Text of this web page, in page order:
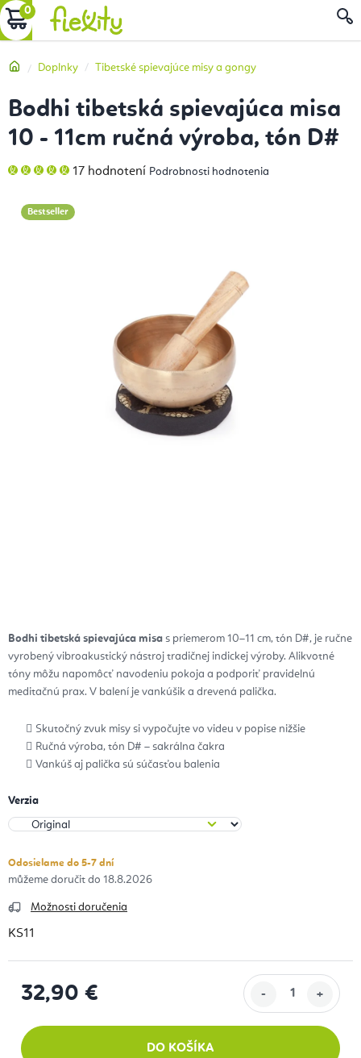
Prejsť
na
NÁKUPNÝ
DomovDoplnky Tibetské spievajúce misy a gongy
Bodhi tibetská spievajúca misa s priemerom 10–11 cm, tón D#, je ručne
vyrobený vibroakustický nástroj tradičnej indickej výroby. Alikvotné
tóny môžu napomôcť navodeniu pokoja a podporiť pravidelnú
meditačnú prax. V balení je vankúšik a drevená palička.
Skutočný zvuk misy si vypočujte vo videu v popise nižšie
Ručná výroba, tón D# – sakrálna čakra
Vankúš aj palička sú súčasťou balenia
Verzia
Odosielame do 5-7 dní
18.8.2026
Možnosti doručenia
KS11
32,90 €
DO KOŠÍKA
Bodhi tibetská spievajúca misa
10 - 11cm ručná výroba, tón D#
Priemerné
hodnotenie
5,0
z
17 hodnotení Podrobnosti hodnotenia
Bestseller